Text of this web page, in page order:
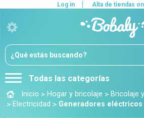
Todas las categorías
Log in Alta de tiendas
Inicio > Hogar y bricolaje > Bricolaje
> Electricidad > Generadores eléctricos